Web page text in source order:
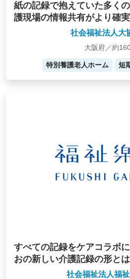
紙の記録で抱えていた多く
護現場の情報共有がより確
社会福祉法人大
大阪府／約
特別養護老人ホーム 短
すべての記録をケアコラボ
おの新しい介護記録の形とは
社会福祉法人福